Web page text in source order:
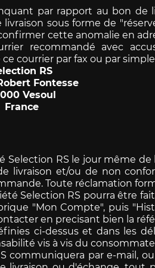
908 Porsche
936
par rapport au bon de
sous forme de
cette anomalie en
recommandé avec
courrier par fax ou par
RS
Fontesse
Vesoul
France
Selection RS le jour même
livraison et/ou de non
Toute réclamation
Selection RS pourra être
"Mon Compte", puis
en precisant bien la
ci-dessus et dans les
vis à vis du
communiquera par e-mail,